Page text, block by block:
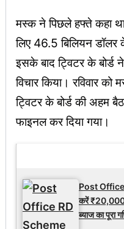
मस्क ने पिछले हफ्ते कहा
लिए 46.5 बिलियन
इसके बाद ट्विटर के
विचार किया। रविवार
ट्विटर के बोर्ड की अहम
फाइनल कर दिया गया।
Post Office
करें
ब्याज का पूरा